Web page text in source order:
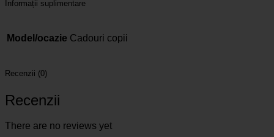
Informații suplimentare
Model/ocazie Cadouri copii
Recenzii (0)
Recenzii
There are no reviews yet